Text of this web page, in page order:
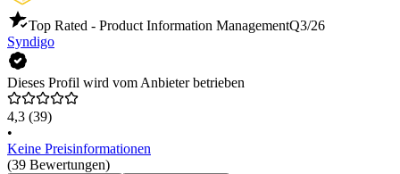
Top Rated - Product Information ManagementQ3/26
Syndigo
Dieses Profil wird vom Anbieter betrieben
4,3 (39)
•
Keine Preisinformationen
(39 Bewertungen)